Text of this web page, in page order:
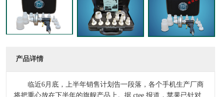
产品详情
临近6月底，上半年销售计划告一段落，各个手机生产厂商
将把重心放在下半年的旗舰产品上。据 ctee 报道，苹果已针对